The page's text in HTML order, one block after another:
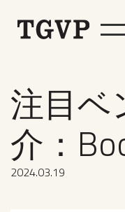
注目ベ
介：
2024.03.19